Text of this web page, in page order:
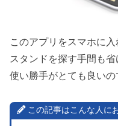
このアプリをスマホに
スタンドを探す手間も省
使い勝手がとても良いの
この記事はこんな人に